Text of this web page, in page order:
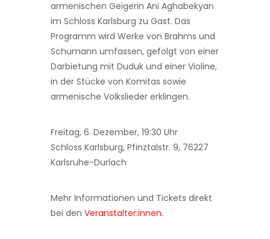
armenischen Geigerin Ani Aghabekyan
im Schloss Karlsburg zu Gast. Das
Programm wird Werke von Brahms und
Schumann umfassen, gefolgt von einer
Darbietung mit Duduk und einer Violine,
in der Stücke von Komitas sowie
armenische Volkslieder erklingen.
Freitag, 6. Dezember, 19:30 Uhr
Schloss Karlsburg, Pfinztalstr. 9, 76227
Karlsruhe-Durlach
Mehr Informationen und Tickets direkt
bei den Veranstalter:innen.